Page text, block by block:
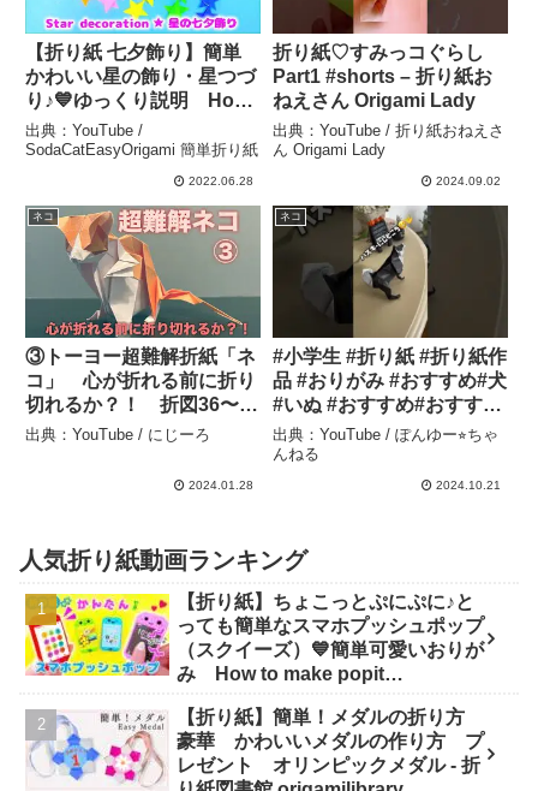
【折り紙 七夕飾り】簡単
かわいい星の飾り・星つづ
り♪💙ゆっくり説明 How
to make a simple cute
star decoration –
SodaCatEasyOrigami 簡
出典：YouTube /
SodaCatEasyOrigami 簡単折り紙
2022.06.28
折り紙♡すみっコぐらし
Part1 #shorts – 折り紙お
ねえさん Origami Lady
出典：YouTube / 折り紙おねえさ
ん Origami Lady
2024.09.02
ネコ
③トーヨー超難解折紙「ネ
コ」 心が折れる前に折り
切れるか？！ 折図36〜
50 – にじーろ
出典：YouTube / にじーろ
2024.01.28
ネコ
#小学生 #折り紙 #折り紙作
品 #おりがみ #おすすめ#犬
#いぬ #おすすめ#おすすめ
にのりたい #高評価お願い
します #高評価 #ばずれ#バ
ズれ #バズりたい#dog
出典：YouTube / ぽんゆー⭐︎ちゃ
んねる
2024.10.21
人気折り紙動画ランキング
【折り紙】ちょこっとぷにぷに♪と
っても簡単なスマホプッシュポップ
（スクイーズ）💙簡単可愛いおりが
み How to make popit
SodaCatOrigami 楽しい折り紙♪
【折り紙】簡単！メダルの折り方
豪華 かわいいメダルの作り方 プ
レゼント オリンピックメダル - 折